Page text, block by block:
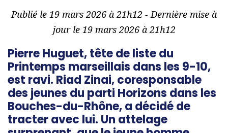
Publié le 19 mars 2026 à 21h12 - Dernière mise à
jour le 19 mars 2026 à 21h12
Pierre Huguet, tête de liste du
Printemps marseillais dans les 9-10,
est ravi. Riad Zinai, coresponsable
des jeunes du parti Horizons dans les
Bouches-du-Rhône, a décidé de
tracter avec lui. Un attelage